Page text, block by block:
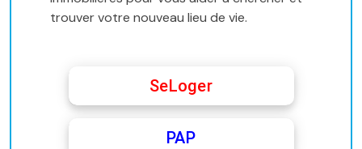
trouver votre nouveau lieu de vie.
SeLoger
PAP